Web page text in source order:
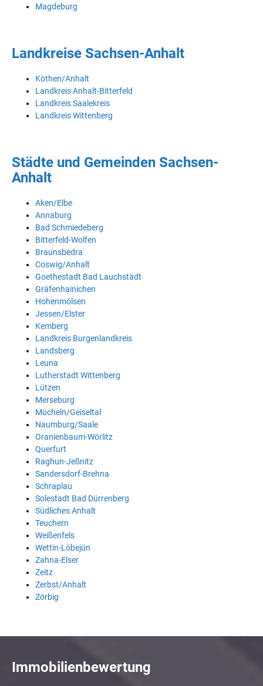
Magdeburg
Landkreise Sachsen-Anhalt
Köthen/Anhalt
Landkreis Anhalt-Bitterfeld
Landkreis Saalekreis
Landkreis Wittenberg
Städte und Gemeinden Sachsen-
Anhalt
Aken/Elbe
Annaburg
Bad Schmiedeberg
Bitterfeld-Wolfen
Braunsbedra
Coswig/Anhalt
Goethestadt Bad Lauchstädt
Gräfenhainichen
Hohenmölsen
Jessen/Elster
Kemberg
Landkreis Burgenlandkreis
Landsberg
Leuna
Lutherstadt Wittenberg
Lützen
Merseburg
Mücheln/Geiseltal
Naumburg/Saale
Oranienbaum-Wörlitz
Querfurt
Raghun-Jeßnitz
Sandersdorf-Brehna
Schraplau
Solestadt Bad Dürrenberg
Südliches Anhalt
Teuchern
Weißenfels
Wettin-Löbejün
Zahna-Elser
Zeitz
Zerbst/Anhalt
Zörbig
Immobilienbewertung